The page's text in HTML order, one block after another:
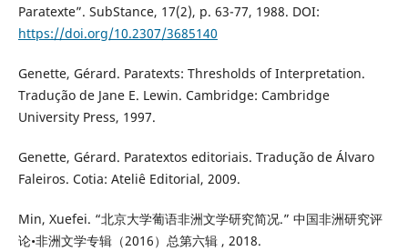
Paratexte”. SubStance, 17(2), p. 63-77, 1988. DOI:
https://doi.org/10.2307/3685140
Genette, Gérard. Paratexts: Thresholds of Interpretation.
Tradução de Jane E. Lewin. Cambridge: Cambridge
University Press, 1997.
Genette, Gérard. Paratextos editoriais. Tradução de Álvaro
Faleiros. Cotia: Ateliê Editorial, 2009.
Min, Xuefei. “北京大学葡语非洲文学研究简况.” 中国非洲研究评
论•非洲文学专辑（2016）总第六辑 , 2018.